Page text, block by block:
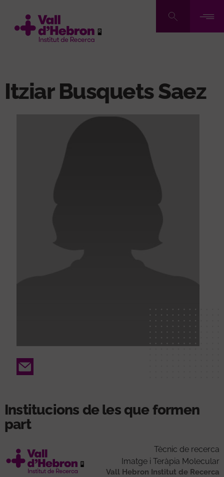
contingut
Itziar Busquets Saez
Email
Institucions de les que formen
part
Tècnic de recerca
Imatge i Teràpia Molecular
Vall Hebron Institut de Recerca